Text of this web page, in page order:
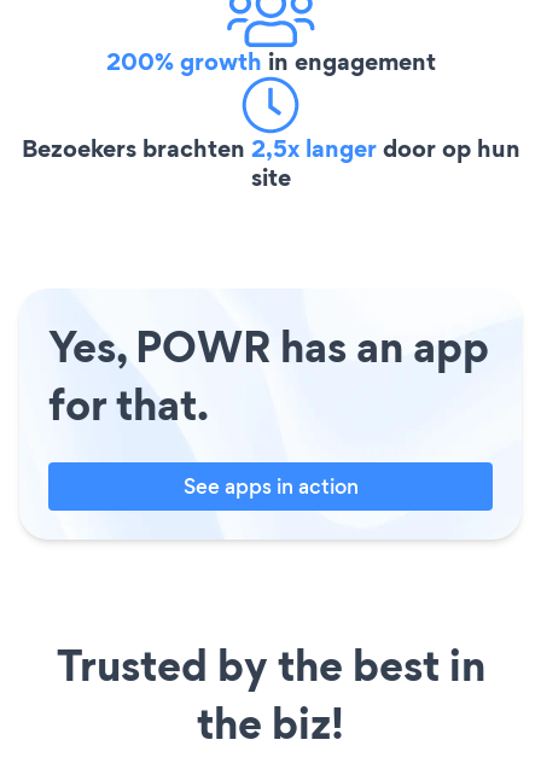
200% growth in engagement
Bezoekers brachten 2,5x langerdoor op hun
site
Yes, POWR has an app
for that.
See apps in action
Trusted by the best in
the biz!